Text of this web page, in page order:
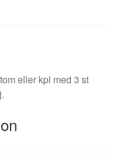
eller kpl med 3 st